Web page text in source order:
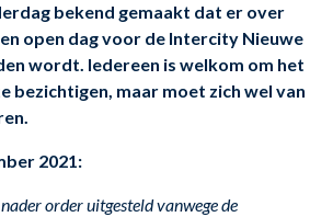
bekend gemaakt dat er over
open dag voor de Intercity Nieuwe
wordt. Iedereen is welkom om het
bezichtigen, maar moet zich wel van
2021:
order uitgesteld vanwege de